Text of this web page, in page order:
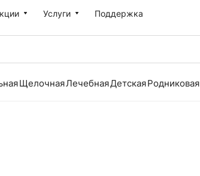
Услуги Поддержка
ЩелочнаяЛечебнаяДетскаяРодниковая